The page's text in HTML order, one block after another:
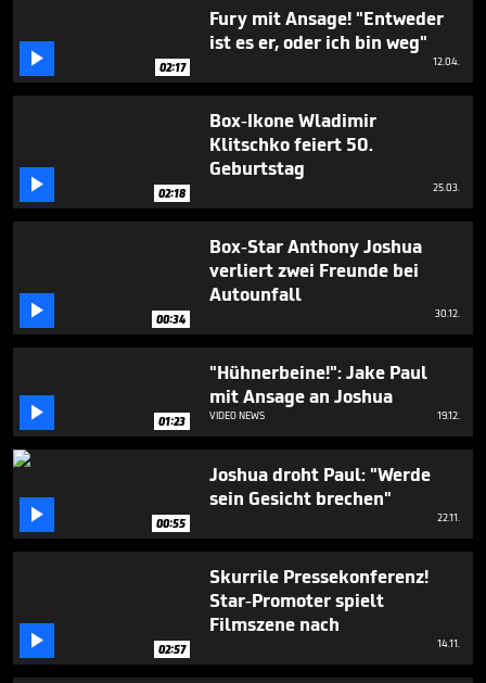
 02:17
Fury mit Ansage! "Entweder
ist es er, oder ich bin weg"
12.04.
 02:18
Box-Ikone Wladimir
Klitschko feiert 50.
Geburtstag
25.03.
 00:34
Box-Star Anthony Joshua
verliert zwei Freunde bei
Autounfall
30.12.
 01:23
"Hühnerbeine!": Jake Paul
mit Ansage an Joshua
VIDEO NEWS 19.12.
 00:55
Joshua droht Paul: "Werde
sein Gesicht brechen"
22.11.
 02:57
Skurrile Pressekonferenz!
Star-Promoter spielt
Filmszene nach
14.11.